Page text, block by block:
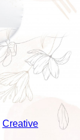
Creative